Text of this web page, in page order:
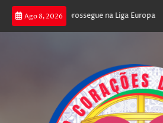
Ago 8, 2026
joga poker e prossegue na Liga Europa